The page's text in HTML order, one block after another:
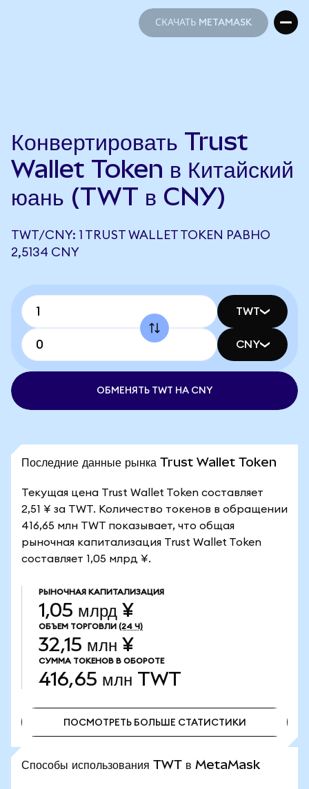
СКАЧАТЬ METAMASK
Конвертировать Trust
Wallet Token в Китайский
юань (TWT в CNY)
TWT/CNY: 1 TRUST WALLET TOKEN РАВНО
2,5134 CNY
TWT
CNY
ОБМЕНЯТЬ TWT НА CNY
Последние данные рынка Trust Wallet Token
Текущая цена Trust Wallet Token составляет
2,51 ¥ за TWT. Количество токенов в обращении
416,65 млн TWT показывает, что общая
рыночная капитализация Trust Wallet Token
составляет 1,05 млрд ¥.
РЫНОЧНАЯ КАПИТАЛИЗАЦИЯ
1,05 млрд ¥
ОБЪЕМ ТОРГОВЛИ (24 Ч)
32,15 млн ¥
СУММА ТОКЕНОВ В ОБОРОТЕ
416,65 млн TWT
ПОСМОТРЕТЬ БОЛЬШЕ СТАТИСТИКИ
Способы использования TWT в MetaMask